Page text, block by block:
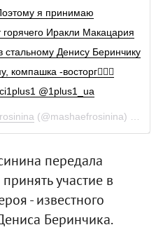
я принимаю
горячего Иракли Макацария
Денису Беринчику
-восторг🤦🏻‍♀️
@1plus1_ua
(@mashaefrosinina) 18
передала
участие в
- известного
Беринчика.